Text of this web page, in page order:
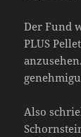
Der Fund
PLUS
Also